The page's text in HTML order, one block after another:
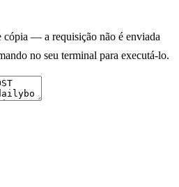
cópia — a requisição não é enviada
no seu terminal para executá-lo.